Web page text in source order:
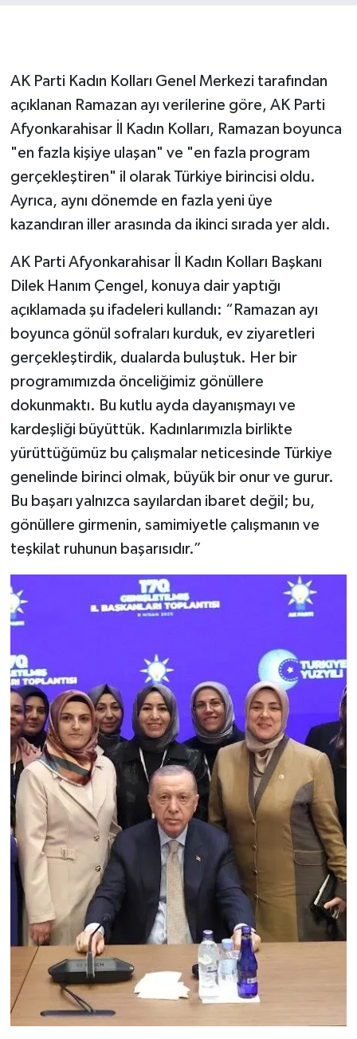
AK Parti Kadın Kolları Genel Merkezi tarafından
açıklanan Ramazan ayı verilerine göre, AK Parti
Afyonkarahisar İl Kadın Kolları, Ramazan boyunca
"en fazla kişiye ulaşan" ve "en fazla program
gerçekleştiren" il olarak Türkiye birincisi oldu.
Ayrıca, aynı dönemde en fazla yeni üye
kazandıran iller arasında da ikinci sırada yer aldı.
AK Parti Afyonkarahisar İl Kadın Kolları Başkanı
Dilek Hanım Çengel, konuya dair yaptığı
açıklamada şu ifadeleri kullandı: “Ramazan ayı
boyunca gönül sofraları kurduk, ev ziyaretleri
gerçekleştirdik, dualarda buluştuk. Her bir
programımızda önceliğimiz gönüllere
dokunmaktı. Bu kutlu ayda dayanışmayı ve
kardeşliği büyüttük. Kadınlarımızla birlikte
yürüttüğümüz bu çalışmalar neticesinde Türkiye
genelinde birinci olmak, büyük bir onur ve gurur.
Bu başarı yalnızca sayılardan ibaret değil; bu,
gönüllere girmenin, samimiyetle çalışmanın ve
teşkilat ruhunun başarısıdır.”